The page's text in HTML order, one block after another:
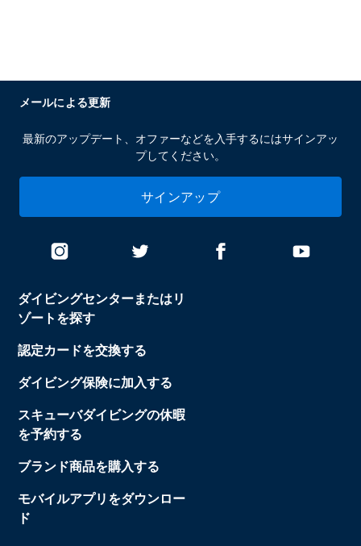
ダイビングセンターまたはリ
ゾートを探す
認定カードを交換する
ダイビング保険に加入する
スキューバダイビングの休暇
を予約する
ブランド商品を購入する
モバイルアプリをダウンロー
ド
メールによる更新
最新のアップデート、オファーなどを入手するにはサインアッ
プしてください。
サインアップ